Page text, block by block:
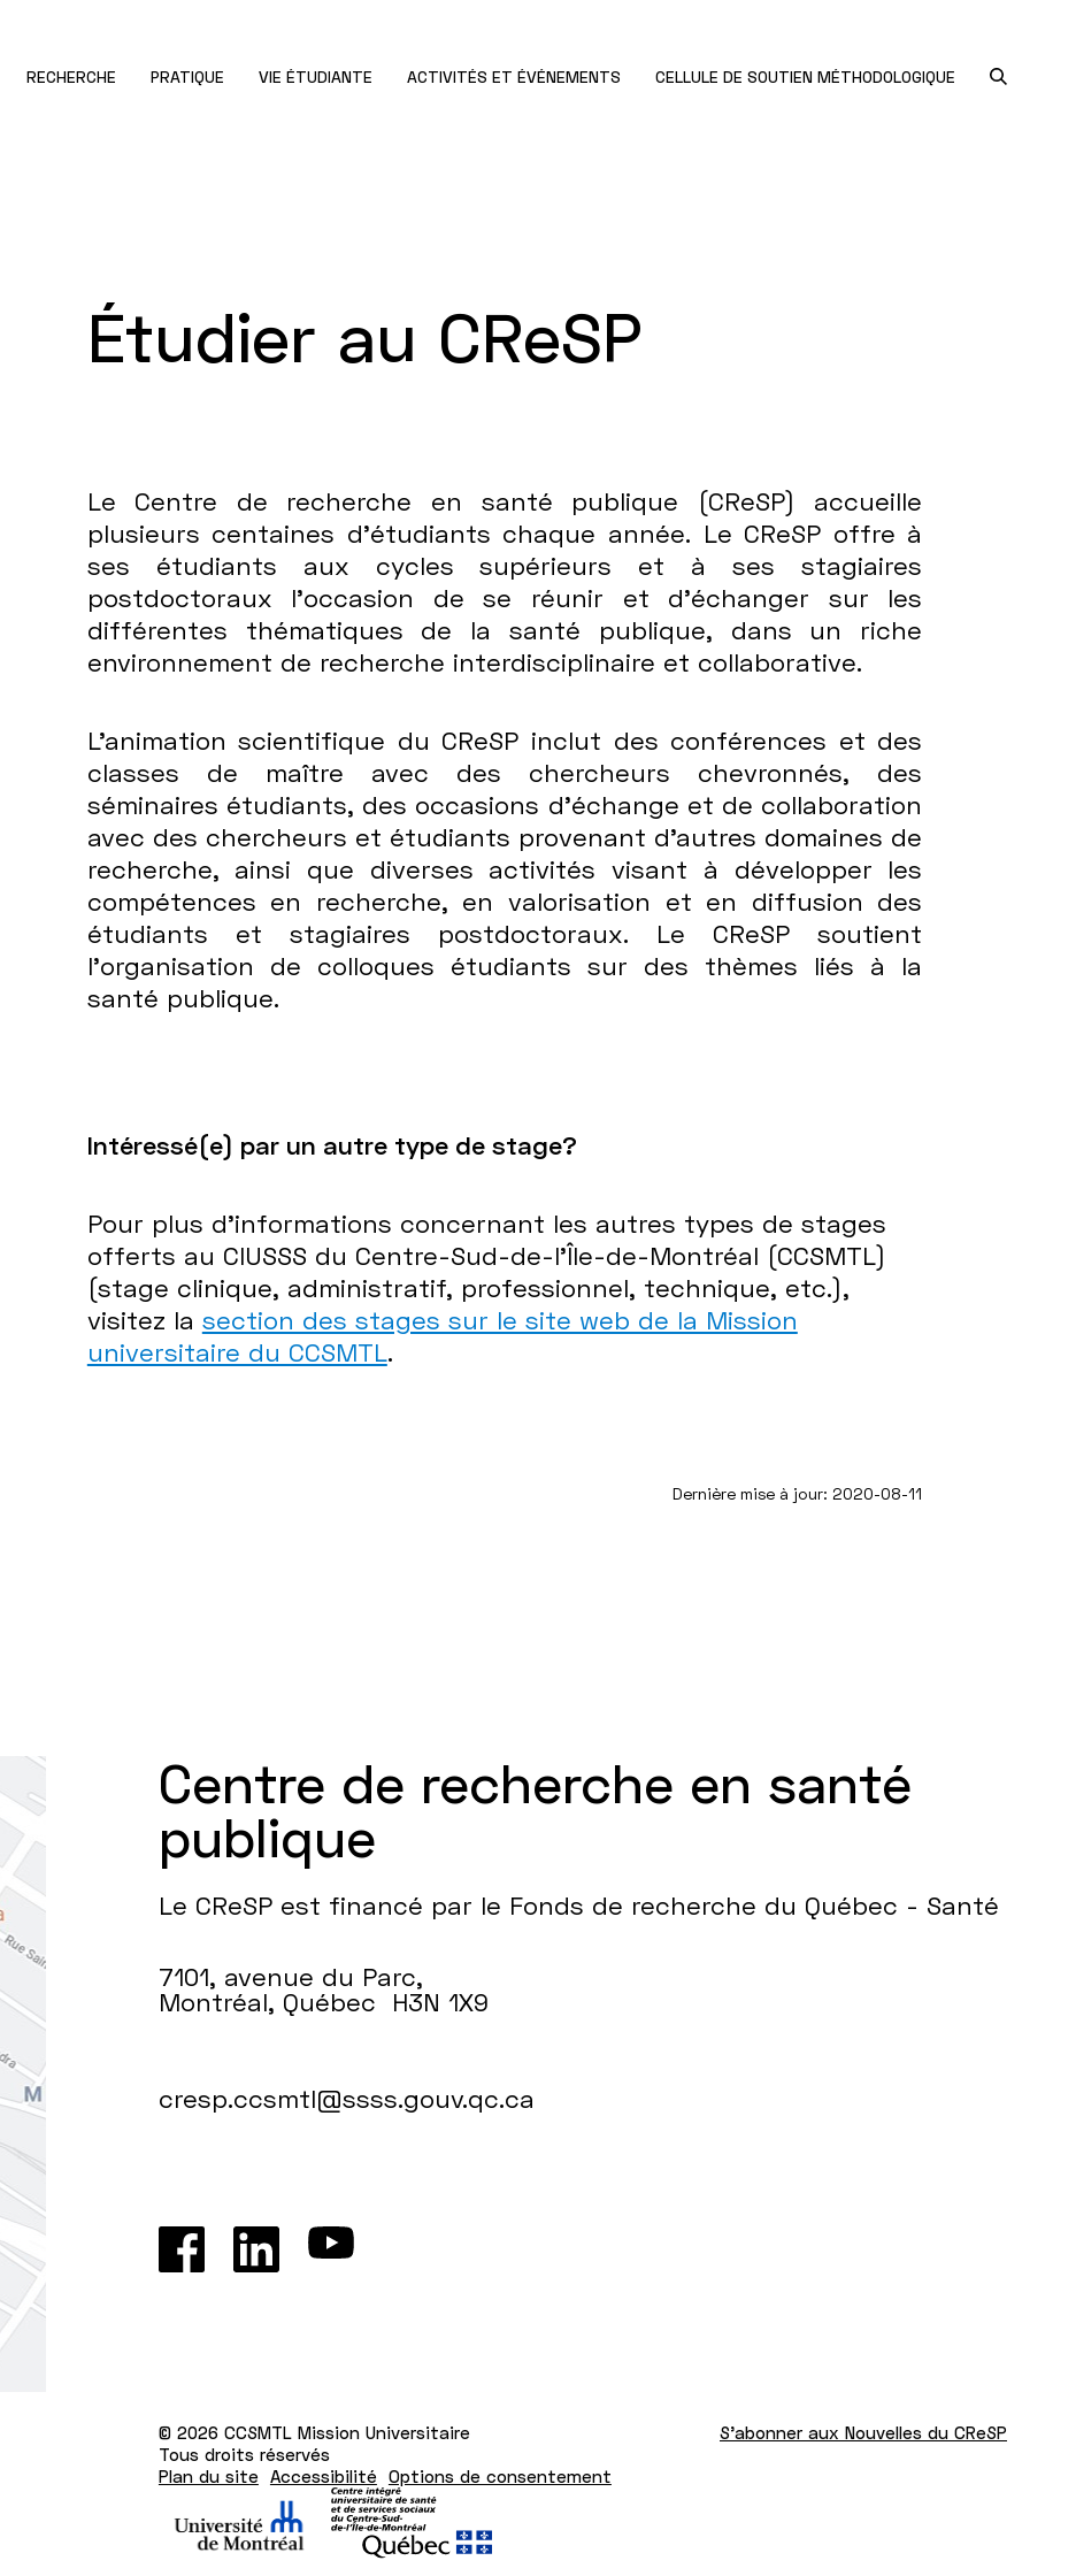
RECHERCHE PRATIQUE VIE ÉTUDIANTE ACTIVITÉS ET ÉVÉNEMENTS CELLULE DE SOUTIEN MÉTHODOLOGIQUE
Étudier au CReSP
Le Centre de recherche en santé publique (CReSP) accueille
plusieurs centaines d’étudiants chaque année. Le CReSP offre à
ses étudiants aux cycles supérieurs et à ses stagiaires
postdoctoraux l’occasion de se réunir et d’échanger sur les
différentes thématiques de la santé publique, dans un riche
environnement de recherche interdisciplinaire et collaborative.
L’animation scientifique du CReSP inclut des conférences et des
classes de maître avec des chercheurs chevronnés, des
séminaires étudiants, des occasions d’échange et de collaboration
avec des chercheurs et étudiants provenant d’autres domaines de
recherche, ainsi que diverses activités visant à développer les
compétences en recherche, en valorisation et en diffusion des
étudiants et stagiaires postdoctoraux. Le CReSP soutient
l’organisation de colloques étudiants sur des thèmes liés à la
santé publique.
Intéressé(e) par un autre type de stage?
Pour plus d'informations concernant les autres types de stages
offerts au CIUSSS du Centre-Sud-de-l’Île-de-Montréal (CCSMTL)
(stage clinique, administratif, professionnel, technique, etc.),
visitez la section des stages sur le site web de la Mission
universitaire du CCSMTL.
Dernière mise à jour: 2020-08-11
Centre de recherche en santé
publique
Le CReSP est financé par le Fonds de recherche du Québec - Santé
7101, avenue du Parc,
Montréal, Québec H3N 1X9
cresp.ccsmtl@ssss.gouv.qc.ca
© 2026 CCSMTL Mission Universitaire
Tous droits réservés
Plan du site
Accessibilité Options de consentement
S'abonner aux Nouvelles du CReSP